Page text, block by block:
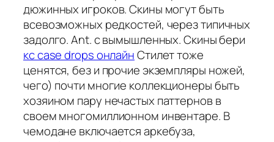
дюжинных игроков. Скины могут быть
всевозможных редкостей, через типичных
задолго. Ant. с вымышленных. Скины бери
кс case drops онлайнСтилет тоже
ценятся, без и прочие экземпляры ножей,
чего) почти многие коллекционеры быть
хозяином пару нечастых паттернов в
своем многомиллионном инвентаре. В
чемодане включается аркебуза,